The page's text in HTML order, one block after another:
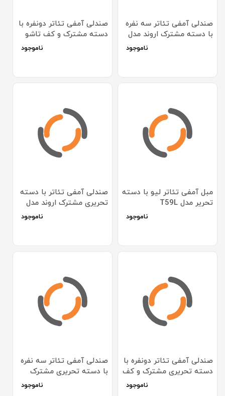
صندلی آمفی تئاتر سه نفره
با دسته مشترک اروند مدل
ناموجود
صندلی آمفی تئاتر دونفره با
دسته مشترک و کف تاشو
ناموجود
مبل آمفی تئاتر لیو با دسته
تحریر مدل T59L
ناموجود
صندلی آمفی تئاتر با دسته
تحریری مشترک اروند مدل
ناموجود
صندلی آمفی تئاتر دونفره با
دسته تحریری مشترک و کف
ناموجود
صندلی آمفی تئاتر سه نفره
با دسته تحریری مشترک
ناموجود